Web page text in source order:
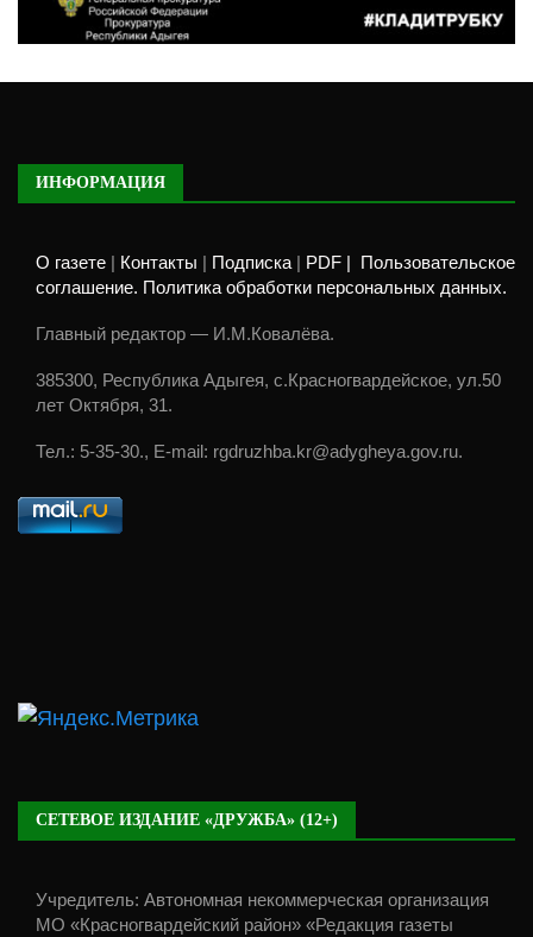
ИНФОРМАЦИЯ
О газете Контакты Подписка PDF |
Пользовательское
соглашение. Политика обработки персональных данных.
Главный редактор — И.М.Ковалёва.
385300, Республика Адыгея, с.Красногвардейское, ул.50
лет Октября, 31.
Тел.: 5-35-30., E-mail: rgdruzhba.kr@adygheya.gov.ru.
СЕТЕВОЕ ИЗДАНИЕ «ДРУЖБА» (12+)
Учредитель: Автономная некоммерческая организация
МО «Красногвардейский район» «Редакция газеты